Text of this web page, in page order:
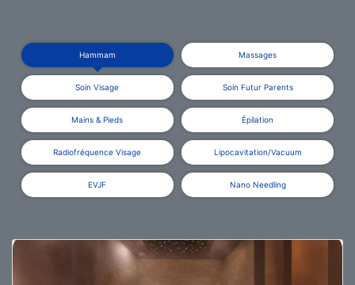
Hammam Massages
Soin Visage Soin Futur Parents
Mains & Pieds Épilation
Radiofréquence Visage Lipocavitation/Vacuum
EVJF Nano Needling